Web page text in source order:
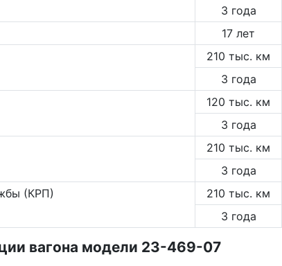
3 года
17 лет
210 тыс. км
3 года
120 тыс. км
3 года
210 тыс. км
3 года
(КРП)
210 тыс. км
3 года
вагона модели 23-469-07